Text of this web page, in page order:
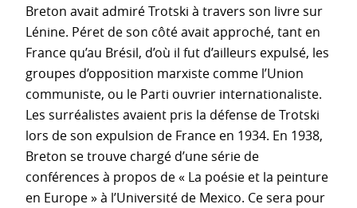
Breton avait admiré Trotski à travers son livre sur
Lénine. Péret de son côté avait approché, tant en
France qu’au Brésil, d’où il fut d’ailleurs expulsé, les
groupes d’opposition marxiste comme l’Union
communiste, ou le Parti ouvrier internationaliste.
Les surréalistes avaient pris la défense de Trotski
lors de son expulsion de France en 1934. En 1938,
Breton se trouve chargé d’une série de
conférences à propos de « La poésie et la peinture
en Europe » à l’Université de Mexico. Ce sera pour